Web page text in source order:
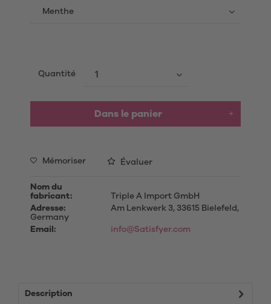
Quantité
Dans le panier
Mémoriser Évaluer
Nom du
fabricant:
Triple A Import GmbH
Adresse:
Am Lenkwerk 3, 33615 Bielefeld,
Germany
Email:
info@Satisfyer.com
Description